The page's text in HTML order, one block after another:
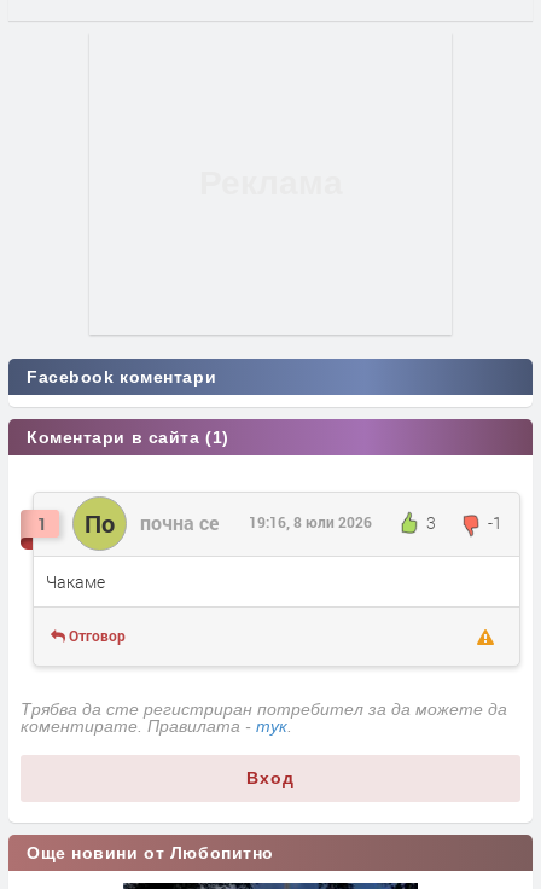
Facebook коментари
Коментари в сайта (1)
1 По почна се 3 -1
19:16, 8 юли 2026
Чакаме
Отговор
Трябва да сте регистриран потребител за да можете да
коментирате. Правилата - тук
Вход
Още новини от Любопитно